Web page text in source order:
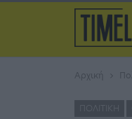
Αρχική
ΠΟΛΙΤΙΚΉ